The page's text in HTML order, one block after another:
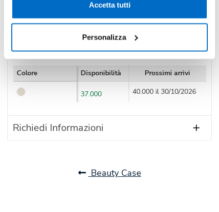
Accetta tutti
Personalizza
Colore Disponibilità Prossimi arrivi
37.000 40.000 il 30/10/2026
Richiedi Informazioni
Beauty Case